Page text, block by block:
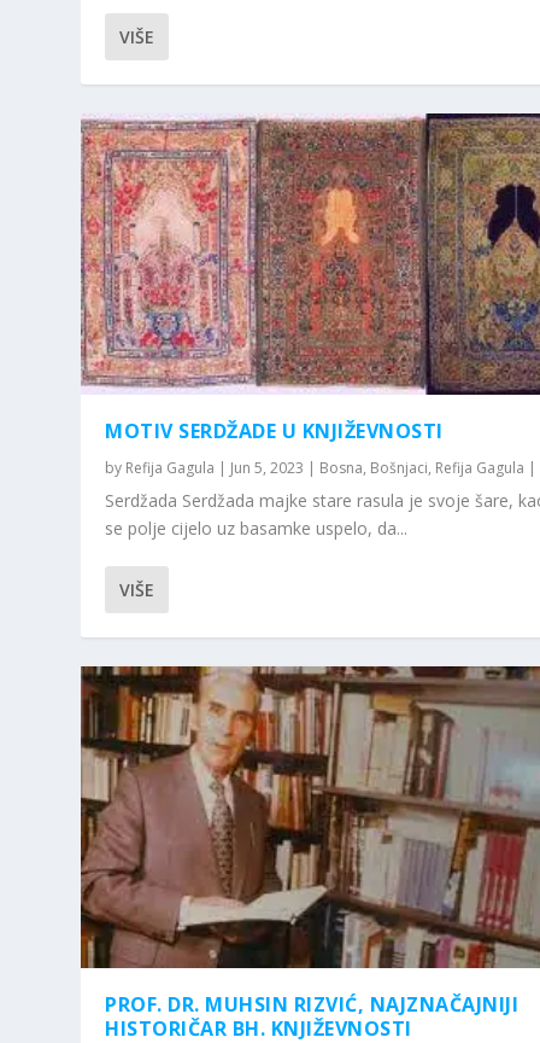
VIŠE
MOTIV SERDŽADE U KNJIŽEVNOSTI
by Refija Gagula | Jun 5, 2023 | Bosna, Bošnjaci, Refija Gagula |
Serdžada Serdžada majke stare rasula je svoje šare,
se polje cijelo uz basamke uspelo, da...
VIŠE
PROF. DR. MUHSIN RIZVIĆ, NAJZNAČAJNIJI
HISTORIČAR BH. KNJIŽEVNOSTI